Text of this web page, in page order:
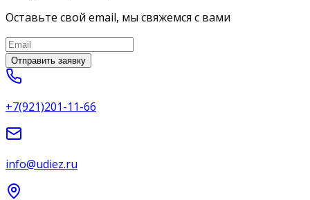
Оставьте свой email, мы свяжемся с вами
Отправить заявку
+7(921)201-11-66
info@udiez.ru